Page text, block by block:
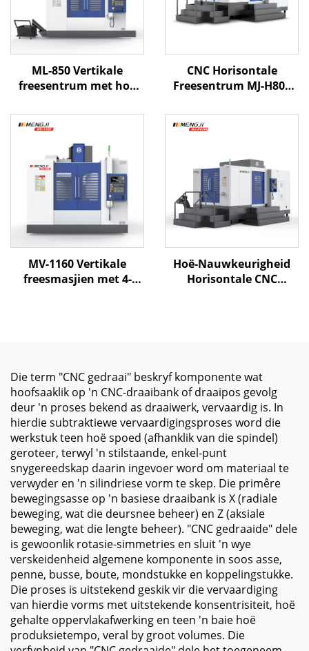
ML-850 Vertikale
freesentrum met hoë
3-as CNC-beheer vir
doeltreffende vorm- en
metaalbewerking
CNC Horisontale
Freesentrum MJ-H800
4 Assies
Metaalbewerking
MV-1160 Vertikale
freesmasjien met 4-
Hoë-Nauwkeurigheid
Horisontale CNC
Die term "CNC gedraai" beskryf komponente wat
hoofsaaklik op 'n CNC-draaibank of draaipos gevolg
deur 'n proses bekend as draaiwerk, vervaardig is. In
hierdie subtraktiewe vervaardigingsproses word die
werkstuk teen hoë spoed (afhanklik van die spindel)
geroteer, terwyl 'n stilstaande, enkel-punt
snygereedskap daarin ingevoer word om materiaal te
verwyder en 'n silindriese vorm te skep. Die primêre
bewegingsasse op 'n basiese draaibank is X (radiale
beweging, wat die deursnee beheer) en Z (aksiale
beweging, wat die lengte beheer). "CNC gedraaide" dele
is gewoonlik rotasie-simmetries en sluit 'n wye
verskeidenheid algemene komponente in soos asse,
penne, busse, boute, mondstukke en koppelingstukke.
Die proses is uitstekend geskik vir die vervaardiging
van hierdie vorms met uitstekende konsentrisiteit, hoë
gehalte oppervlakafwerking en teen 'n baie hoë
produksietempo, veral by groot volumes. Die